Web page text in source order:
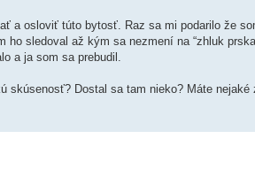
a osloviť túto bytosť. Raz sa mi podarilo že
sledoval až kým sa nezmení na “zhluk
a ja som sa prebudil.
Dostal sa tam nieko? Máte nejaké